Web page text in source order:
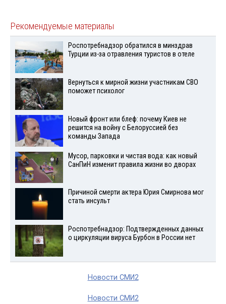
Рекомендуемые материалы
Роспотребнадзор обратился в минздрав
Турции из-за отравления туристов в отеле
Вернуться к мирной жизни участникам СВО
поможет психолог
Новый фронт или блеф: почему Киев не
решится на войну с Белоруссией без
команды Запада
Мусор, парковки и чистая вода: как новый
СанПиН изменит правила жизни во дворах
Причиной смерти актера Юрия Смирнова мог
стать инсульт
Роспотребнадзор: Подтвержденных данных
о циркуляции вируса Бурбон в России нет
Новости СМИ2
Новости СМИ2